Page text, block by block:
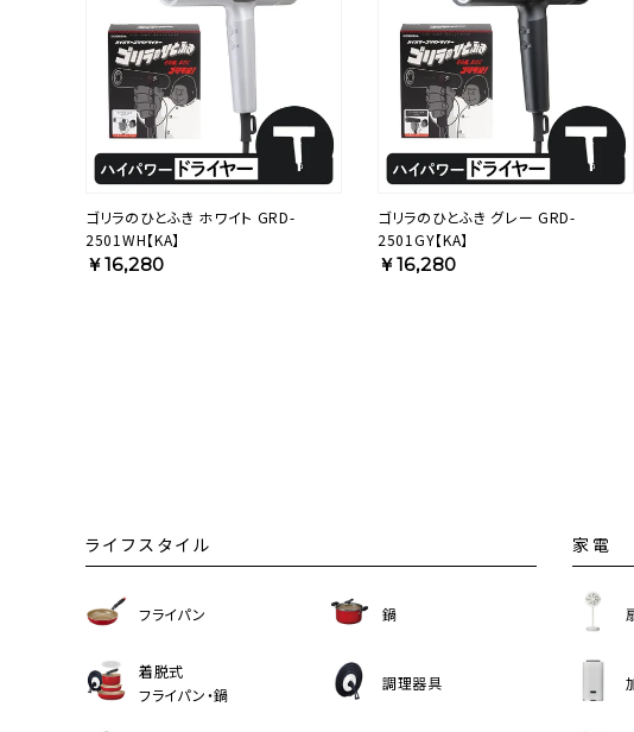
ゴリラのひとふき ホワイト GRD-
2501WH【KA】
￥16,280
ゴリラのひとふき グレー GRD-
2501GY【KA】
￥16,280
ライフスタイル
フライパン 鍋
着脱式
フライパン・鍋
調理器具
家電